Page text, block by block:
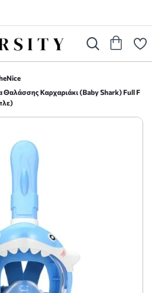
Καρχαριάκι (Baby Shark) Full F